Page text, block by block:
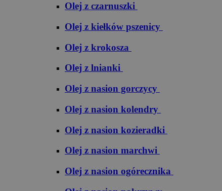
Olej z czarnuszki
Olej z kiełków pszenicy
Olej z krokosza
Olej z lnianki
Olej z nasion gorczycy
Olej z nasion kolendry
Olej z nasion kozieradki
Olej z nasion marchwi
Olej z nasion ogórecznika